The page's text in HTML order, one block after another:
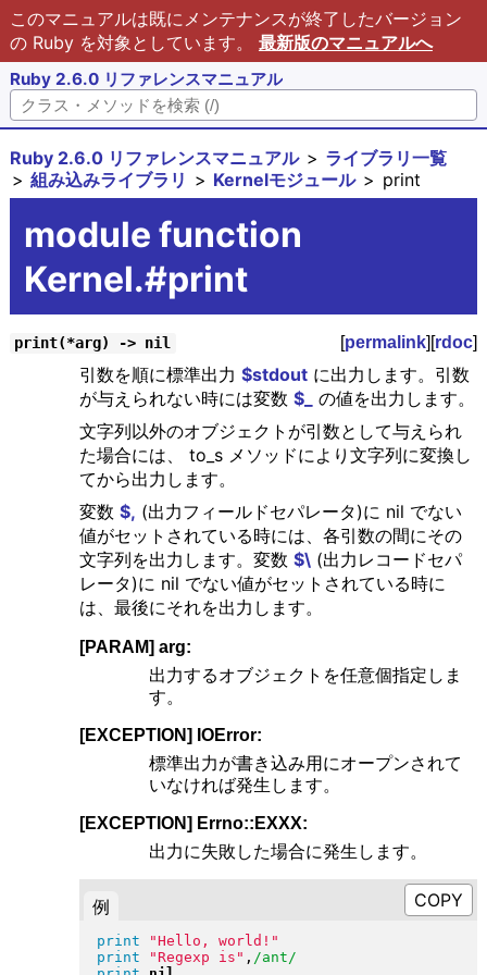
このマニュアルは既にメンテナンスが終了したバージョン
の Ruby を対象としています。 最新版のマニュアルへ
Ruby 2.6.0 リファレンスマニュアル
Ruby 2.6.0 リファレンスマニュアル
ライブラリ一覧
組み込みライブラリ
Kernelモジュール print
module function
Kernel.#print
print(*arg) -> nil [permalink][rdoc]
引数を順に標準出力 $stdoutに出力します。引数
が与えられない時には変数 $_
の値を出力します。
文字列以外のオブジェクトが引数として与えられ
た場合には、 to_s メソッドにより文字列に変換し
てから出力します。
変数 $, (出力フィールドセパレータ)に nil でない
値がセットされている時には、各引数の間にその
文字列を出力します。変数 $\(出力レコードセパ
レータ)に nil でない値がセットされている時に
は、最後にそれを出力します。
[PARAM] arg:
出力するオブジェクトを任意個指定しま
す。
[EXCEPTION] IOError:
標準出力が書き込み用にオープンされて
いなければ発生します。
[EXCEPTION] Errno::EXXX:
出力に失敗した場合に発生します。
例
print "Hello, world! "
print
" Regexp is " , /ant/